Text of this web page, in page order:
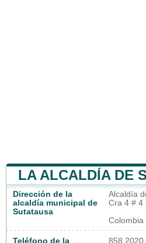
LA ALCALDÍA DE
Dirección de la
alcaldía municipal de
Sutatausa
Alcaldía
Cra 4 # 4
Colombia
Teléfono de la
858 2020